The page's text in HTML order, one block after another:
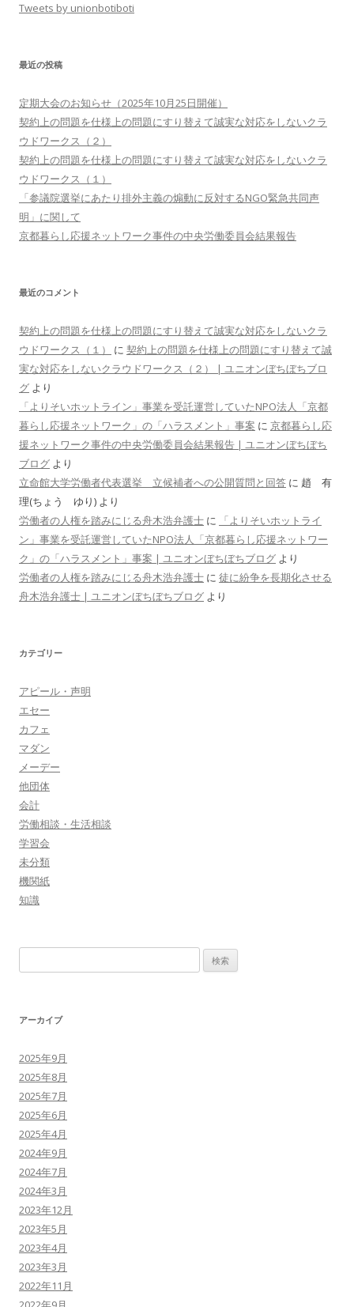
Tweets by unionbotiboti
最近の投稿
定期大会のお知らせ（2025年10月25日開催）
契約上の問題を仕様上の問題にすり替えて誠実な対応をしないクラ
ウドワークス（２）
契約上の問題を仕様上の問題にすり替えて誠実な対応をしないクラ
ウドワークス（１）
「参議院選挙にあたり排外主義の煽動に反対するNGO緊急共同声
明」に関して
京都暮らし応援ネットワーク事件の中央労働委員会結果報告
最近のコメント
契約上の問題を仕様上の問題にすり替えて誠実な対応をしないクラ
ウドワークス（１）
に 契約上の問題を仕様上の問題にすり替えて誠
実な対応をしないクラウドワークス（２） | ユニオンぼちぼちブロ
グ より
「よりそいホットライン」事業を受託運営していたNPO法人「京都
暮らし応援ネットワーク」の「ハラスメント」事案 に 京都暮らし応
援ネットワーク事件の中央労働委員会結果報告 | ユニオンぼちぼち
ブログ より
立命館大学労働者代表選挙 立候補者への公開質問と回答 に 趙 有
理(ちょう ゆり) より
労働者の人権を踏みにじる舟木浩弁護士 に
「よりそいホットライ
ン」事業を受託運営していたNPO法人「京都暮らし応援ネットワー
ク」の「ハラスメント」事案 | ユニオンぼちぼちブログ より
労働者の人権を踏みにじる舟木浩弁護士 に 徒に紛争を長期化させる
舟木浩弁護士 | ユニオンぼちぼちブログ より
カテゴリー
アピール・声明
エセー
カフェ
マダン
メーデー
他団体
会計
労働相談・生活相談
学習会
未分類
機関紙
知識
索
アーカイブ
2025年9月
2025年8月
2025年7月
2025年6月
2025年4月
2024年9月
2024年7月
2024年3月
2023年12月
2023年5月
2023年4月
2023年3月
2022年11月